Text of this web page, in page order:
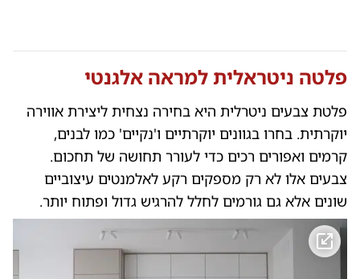
פלטה ניטראלית למראה אלגנטי
פלטת צבעים ניטרלית היא בחירה נצחית ליצירת אווירה
יוקרתית. בחרו בגוונים יוקרתיים ו'נקיים' כמו לבנים,
קרמים ואפורים רכים כדי לעורר תחושה של תחכום.
צבעים אלו לא רק מספקים רקע לאלמנטים עיצוביים
שונים אלא גם גורמים לחלל להרגיש גדול ופתוח יותר.